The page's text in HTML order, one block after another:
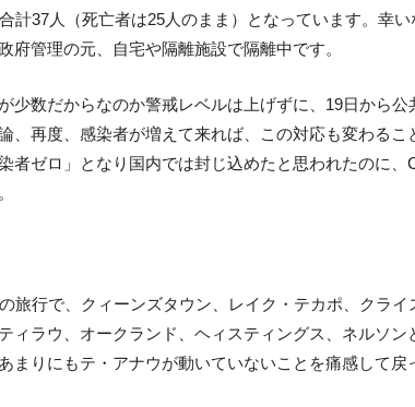
計37人（死亡者は25人のまま）となっています。幸
府管理の元、自宅や隔離施設で隔離中です。
少数だからなのか警戒レベルは上げずに、19日から
、再度、感染者が増えて来れば、この対応も変わるこ
者ゼロ」となり国内では封じ込めたと思われたのに
旅行で、クィーンズタウン、レイク・テカポ、クラ
ィラウ、オークランド、ヘィスティングス、ネルソン
まりにもテ・アナウが動いていないことを痛感して戻